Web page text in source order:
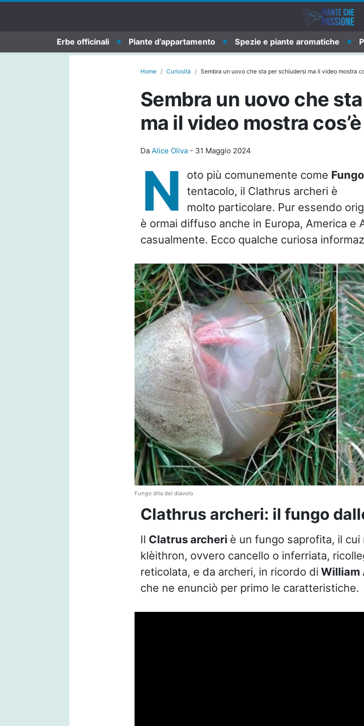
Erbe officinali Piante d’appartamento Spezie e piante aromatiche
Home Curiosità Sembra un uovo che sta per schiudersi ma il video mostra
Sembra un uovo che
ma il video mostra
Da Alice Oliva- 31 Maggio 2024
N oto più comunemente come
tentacolo, il Clathrus archeri è
molto particolare. Pur essendo
è ormai diffuso anche in Europa, America e
casualmente. Ecco qualche curiosa
Fungo dita del diavolo
Clathrus archeri: il fungo
Il Clatrus archeri è un fungo saprofita, il
klèithron, ovvero cancello o inferriata,
reticolata, e da archeri, in ricordo di William
che ne enunciò per primo le caratteristiche.